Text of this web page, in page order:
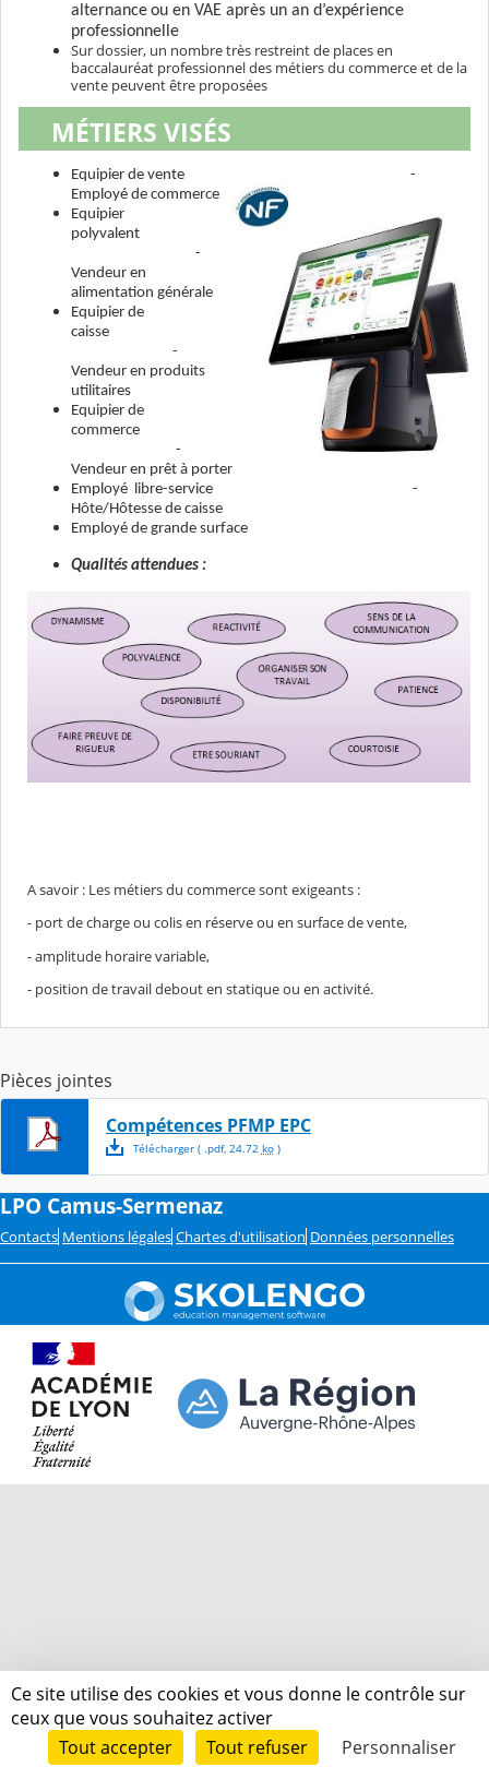
alternanceou en VAE après un an d’expérience
professionnelle
Sur dossier, un nombre très restreint de places en
baccalauréat professionnel des métiers du commerce et de la
vente peuvent être proposées
MÉTIERS VISÉS
Equipier de vente -
Employé de commerce
Equipier
polyvalent
-
Vendeur en
alimentation générale
Equipier de
caisse
-
Vendeur en produits
utilitaires
Equipier de
commerce
-
Vendeur en prêt à porter
Employé libre-service -
Hôte/Hôtesse de caisse
Employé de grande surface
Qualités attendues :
A savoir : Les métiers du commerce sont exigeants :
- port de charge ou colis en réserve ou en surface de vente,
- amplitude horaire variable,
- position de travail debout en statique ou en activité.
Pièces jointes
Compétences PFMP EPC
Télécharger( .pdf, 24.72 ko)
LPO Camus-Sermenaz
Contacts Mentions légales Chartes d'utilisation Données personnelles
Ce site utilise des cookies et vous donne le contrôle sur
ceux que vous souhaitez activer
Tout accepter
Tout refuser Personnaliser